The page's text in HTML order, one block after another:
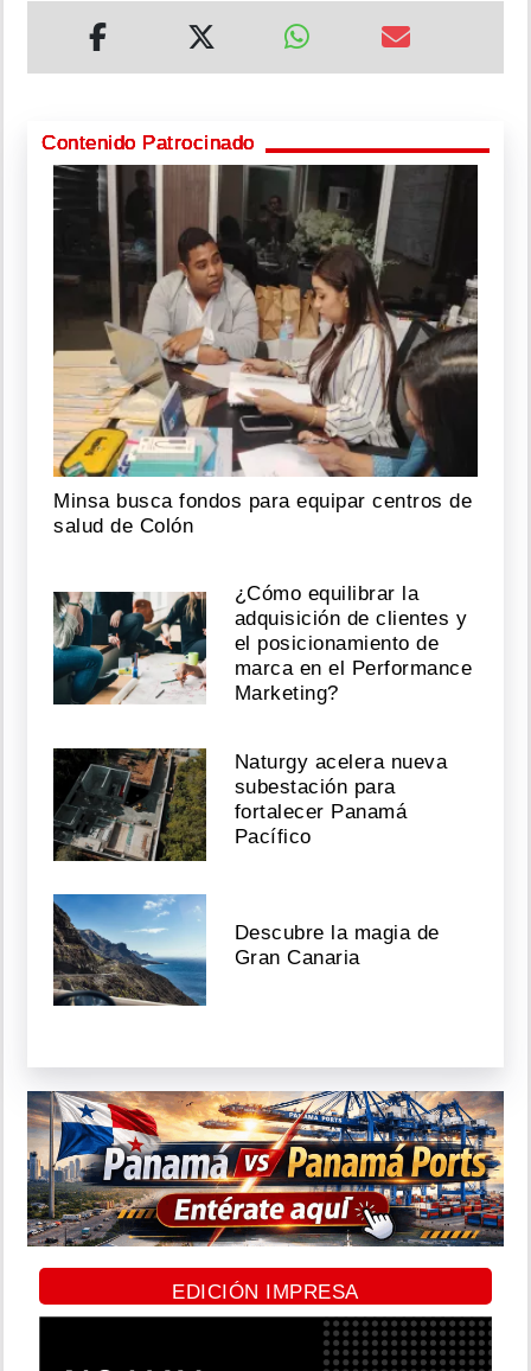
Contenido Patrocinado
Minsa busca fondos para equipar centros de
salud de Colón
¿Cómo equilibrar la
adquisición de clientes y
el posicionamiento de
marca en el Performance
Marketing?
Naturgy acelera nueva
subestación para
fortalecer Panamá
Pacífico
Descubre la magia de
Gran Canaria
EDICIÓN IMPRESA